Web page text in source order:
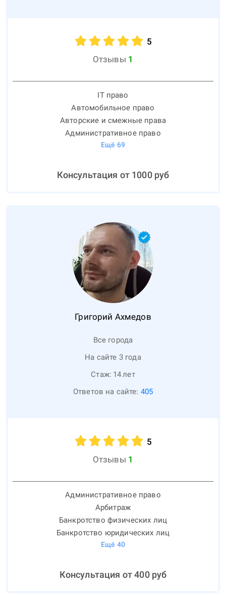
5
Отзывы 1
IT право
Автомобильное право
Авторские и смежные права
Административное право
Ещё 69
Консультация от 1000руб
Григорий Ахмедов
Все города
На сайте 3 года
Стаж: 14лет
Ответов на сайте: 405
5
Отзывы 1
Административное право
Арбитраж
Банкротство физических лиц
Банкротство юридических лиц
Ещё 40
Консультация от400руб